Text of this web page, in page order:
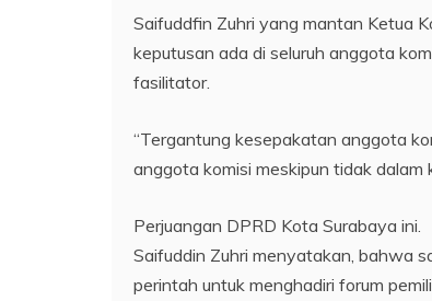
Saifuddfin Zuhri yang mantan Ketua
keputusan ada di seluruh anggota
fasilitator.
“Tergantung kesepakatan anggota
anggota komisi meskipun tidak dalam
Perjuangan DPRD Kota Surabaya ini.
Saifuddin Zuhri menyatakan, bahwa
perintah untuk menghadiri forum